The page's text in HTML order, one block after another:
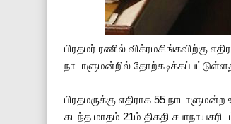
பிரதமர் ரணில் விக்ரமசிங்கவிற்கு
நாடாளுமன்றில்
பிரதமருக்கு எதிராக 55
கடந்த மாதம் 21ம் திகதி